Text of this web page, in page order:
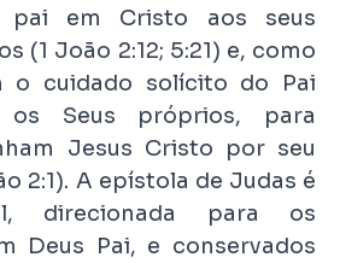
em Cristo aos seus
(1 João 2:12; 5:21) e, como
o cuidado solícito do Pai
os Seus próprios, para
Jesus Cristo por seu
2:1). A epístola de Judas é
direcionada para os
Deus Pai, e conservados